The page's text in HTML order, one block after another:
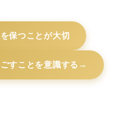
保つことが大切
ことを意識する